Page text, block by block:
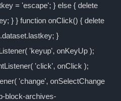
= 'escape'; } else { delete
} } function onClick() { delete
}
'keyup', onKeyUp );
'click', onClick );
'change', onSelectChange
block-archives-